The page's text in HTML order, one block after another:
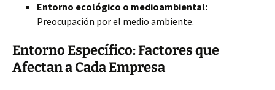
Entorno ecológico o medioambiental:
Preocupación por el medio ambiente.
Entorno Específico: Factores que
Afectan a Cada Empresa